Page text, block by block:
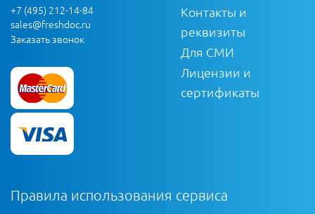
+7 (495) 212-14-84
sales@freshdoc.ru
Заказать звонок
Контакты и
реквизиты
Для СМИ
Лицензии и
сертификаты
Правила использования сервиса